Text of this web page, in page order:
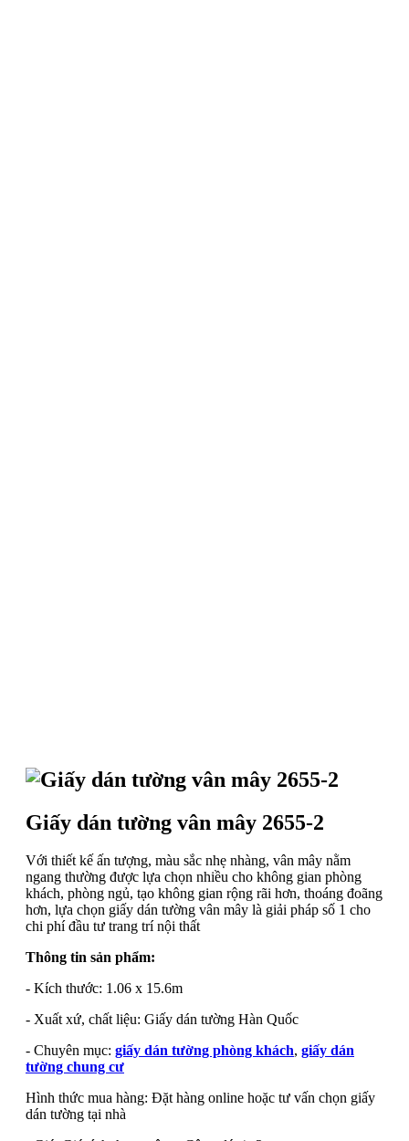
Giấy dán tường vân mây 2655-2
Với thiết kế ấn tượng, màu sắc nhẹ nhàng, vân mây nằm
ngang thường được lựa chọn nhiều cho không gian phòng
khách, phòng ngủ, tạo không gian rộng rãi hơn, thoáng đoãng
hơn, lựa chọn giấy dán tường vân mây là giải pháp số 1 cho
chi phí đầu tư trang trí nội thất
Thông tin sản phẩm:
- Kích thước: 1.06 x 15.6m
- Xuất xứ, chất liệu: Giấy dán tường Hàn Quốc
- Chuyên mục: giấy dán tường phòng khách, giấy dán
tường chung cư
Hình thức mua hàng: Đặt hàng online hoặc tư vấn chọn giấy
dán tường tại nhà